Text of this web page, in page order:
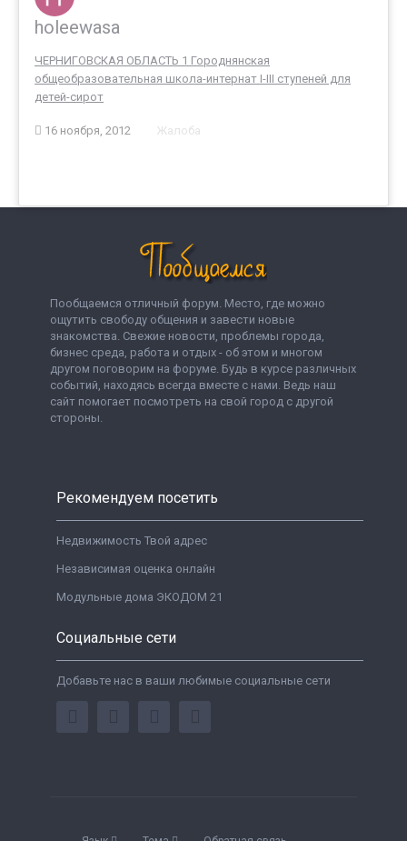
holeewasa
ЧЕРНИГОВСКАЯ ОБЛАСТЬ 1 Городнянская
общеобразовательная школа-интернат I-III ступеней для
детей-сирот
16 ноября, 2012 Жалоба
Пообщаемся отличный форум. Место, где можно
ощутить свободу общения и завести новые
знакомства. Свежие новости, проблемы города,
бизнес среда, работа и отдых - об этом и многом
другом поговорим на форуме. Будь в курсе различных
событий, находясь всегда вместе с нами. Ведь наш
сайт помогает посмотреть на свой город с другой
стороны.
Рекомендуем посетить
Недвижимость Твой адрес
Независимая оценка онлайн
Модульные дома ЭКОДОМ 21
Социальные сети
Добавьте нас в ваши любимые социальные сети